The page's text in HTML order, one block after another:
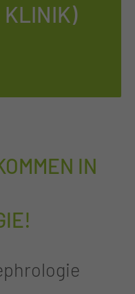
KLI­NIK)
IN